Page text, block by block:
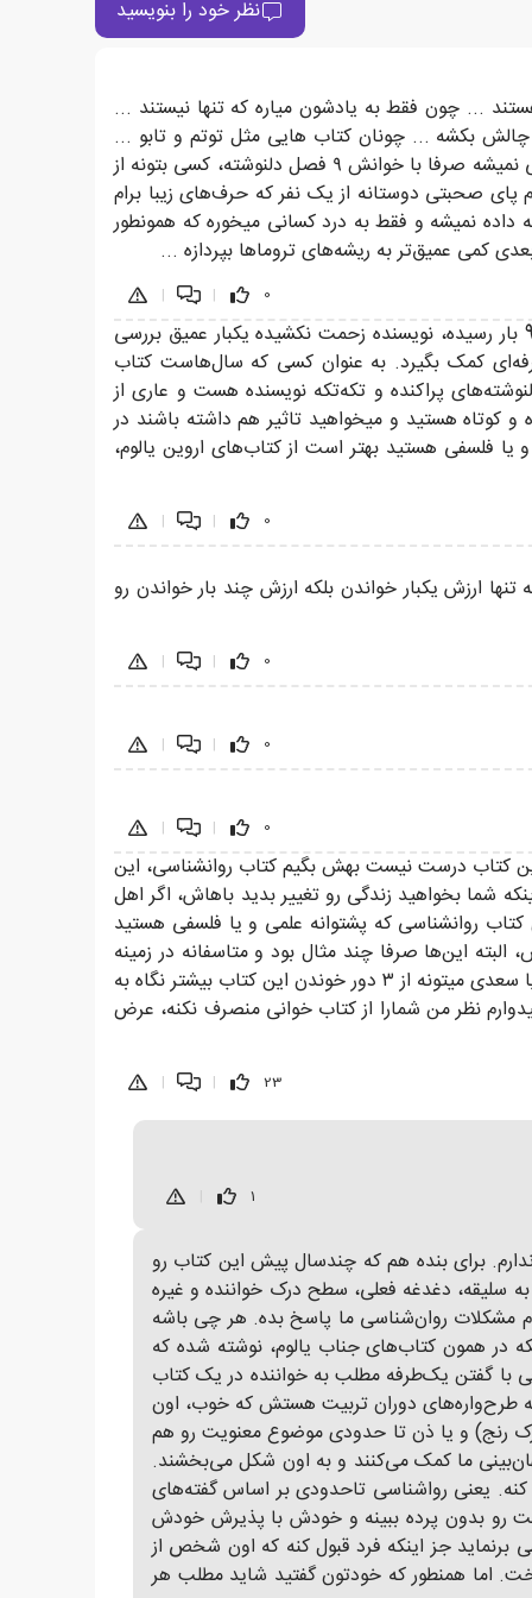
نظر خود را بنویسید
... چون فقط به یادشون میاره که تنها نیستند ...
بکشه ... چونان کتاب هایی مثل توتم و تابو ...
روان درمانی با کتاب جریانیه که تازگی توسط روان درمان گران و تراپیست‌ها داره شکل میگیره و ایرادی هم نداره اما به طور کلی نمیشه صرفا با خوانش ۹ فصل دلنوشته، کسی بتونه از
صحبتی دوستانه از یک نفر که حرف‌های زیبا برام
نمیشه و فقط به درد کسانی میخوره که همونطور
کمی عمیق‌تر به ریشه‌های تروما‌ها بپردازه ...
0
|
|
به نظر من کتابی سطحی و برعکس اسمش انسجامی ندارد. متاسفانه کتابی که تعداد چاپ‌هایش در زمان کوتاهی به 80 و 90 بار رسیده، نویسنده زحمت نکشیده یکبار عمیق بررسی
کمک بگیرد. به عنوان کسی که سال‌هاست کتاب
پراکنده و تکه‌تکه نویسنده هست و عاری از
و کوتاه هستید و میخواهید تاثیر هم داشته باشند در
یا فلسفی هستید بهتر است از کتاب‌های اروین یالوم،
0
|
|
ارزش یکبار خواندن بلکه ارزش چند بار خواندن رو
0
|
|
0
|
|
0
|
|
کتاب درست نیست بهش بگیم کتاب روانشناسی، این
شما بخواهید زندگی رو تغییر بدید باهاش، اگر اهل
روانشناسی که پشتوانه علمی و یا فلسفی هستید
این‌ها صرفا چند مثال بود و متاسفانه در زمینه
نویسنده‌ها و متفکر‌های ایرانی در زمینه روانشناسی شناخت چندانی ندارم ، گرچه به نظرم خوندن حتی یک شعر از حافظ مولانا یا سعدی میتونه از ۳ دور خوندن این کتاب بیشتر نگاه به
نظر من شمارا از کتاب خوانی منصرف نکنه، عرض
23
|
|
1
برای بنده هم که چندسال پیش این کتاب رو
سلیقه، دغدغه فعلی، سطح درک خواننده و غیره
مشکلات روان‌شناسی ما پاسخ بده. هر چی باشه
در همون کتاب‌های جناب یالوم، نوشته شده که
با گفتن یک‌طرفه مطلب به خواننده در یک کتاب
به طرح‌واره‌های دوران تربیت هستش که خوب، اون
و یا ذن تا حدودی موضوع معنویت رو هم
ما کمک می‌کنند و به اون شکل می‌بخشند.
یعنی رواشناسی تاحدودی بر اساس گفته‌های
رو بدون پرده ببینه و خودش با پذیرش خودش
جز اینکه فرد قبول کنه که اون شخص از
اما همنطور که خودتون گفتید شاید مطلب هر